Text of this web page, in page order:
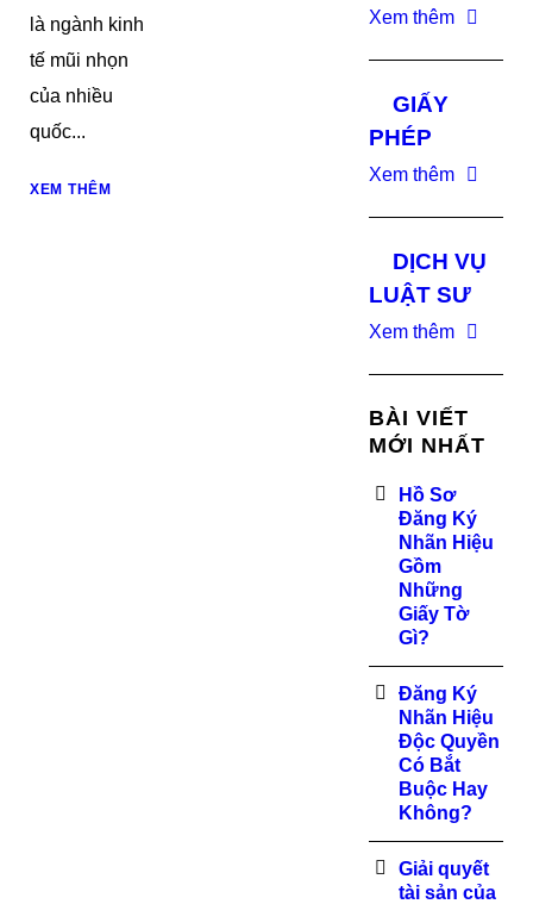
là ngành kinh
tế mũi nhọn
của nhiều
quốc...
XEM THÊM
Xem thêm
GIẤY
PHÉP
Xem thêm
DỊCH VỤ
LUẬT SƯ
Xem thêm
BÀI VIẾT
MỚI NHẤT
Hồ Sơ
Đăng Ký
Nhãn Hiệu
Gồm
Những
Giấy Tờ
Gì?
Đăng Ký
Nhãn Hiệu
Độc Quyền
Có Bắt
Buộc Hay
Không?
Giải quyết
tài sản của